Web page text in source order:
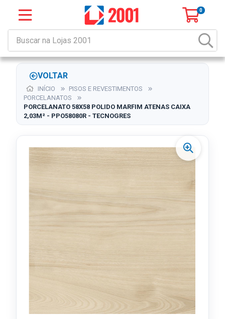
0
VOLTAR
INÍCIO
PISOS E REVESTIMENTOS
PORCELANATOS
PORCELANATO 58X58 POLIDO MARFIM ATENAS CAIXA
2,03M² - PPO58080R - TECNOGRES